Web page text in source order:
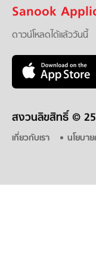
Sanook
ดาวน์โหลดได้แล้ววันนี้
สงวนลิขสิทธิ์ ©
เกี่ยวกับเรา นโยบา